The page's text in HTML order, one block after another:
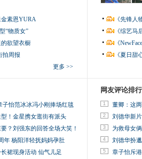
金素恩YURA
“物质女”
欲望衣橱
拍周报
更多 >>
《先锋
《综艺
《
《夏日
子怡范冰冰冯小刚捧场红毯
！金星携女逛街有派头
？刘强东的回答全场大笑！
年 杨阳洋轻抚妈妈孕肚
裙现身活动 仙气儿足
网友评论排行
1 董卿：这
2 刘德华新
3 为救母女
4 刘德华扮
5 章子怡斥